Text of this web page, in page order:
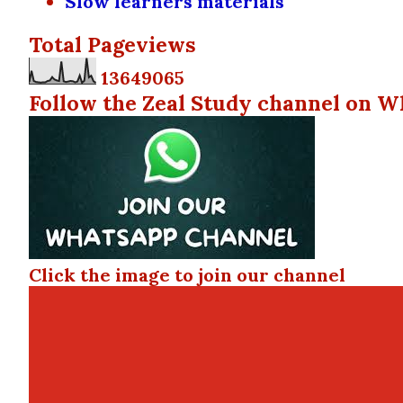
Total Pageviews
13649065
Follow the Zeal Study channel on
Click the image to join our channel